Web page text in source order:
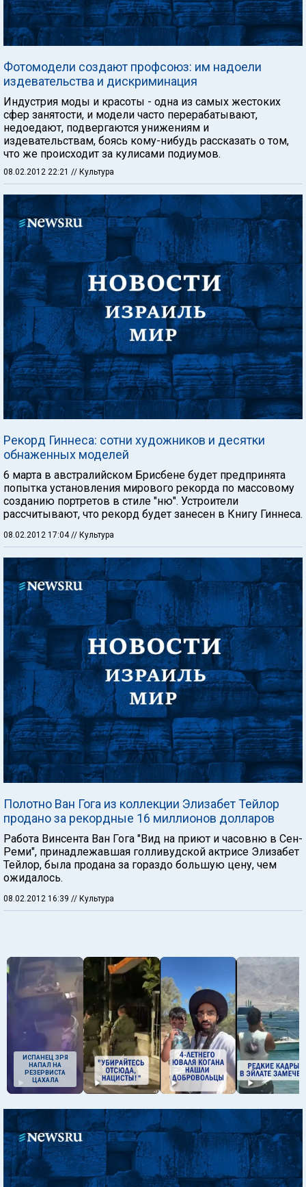
Фотомодели создают профсоюз: им надоели
издевательства и дискриминация
Индустрия моды и красоты - одна из самых жестоких
сфер занятости, и модели часто перерабатывают,
недоедают, подвергаются унижениям и
издевательствам, боясь кому-нибудь рассказать о том,
что же происходит за кулисами подиумов.
08.02.2012 22:21 // Культура
Рекорд Гиннеса: сотни художников и десятки
обнаженных моделей
6 марта в австралийском Брисбене будет предпринята
попытка установления мирового рекорда по массовому
созданию портретов в стиле "ню". Устроители
рассчитывают, что рекорд будет занесен в Книгу Гиннеса.
08.02.2012 17:04// Культура
Полотно Ван Гога из коллекции Элизабет Тейлор
продано за рекордные 16 миллионов долларов
Работа Винсента Ван Гога "Вид на приют и часовню в Сен-
Реми", принадлежавшая голливудской актрисе Элизабет
Тейлор, была продана за гораздо большую цену, чем
ожидалось.
08.02.2012 16:39 // Культура
ИСПАНЕЦ ЗРЯ
НАПАЛ НА
РЕЗЕРВИСТА
ЦАХАЛА